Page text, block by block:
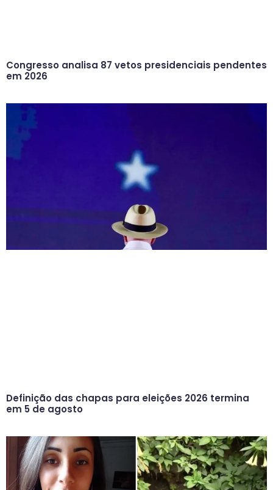
Congresso analisa 87 vetos presidenciais pendentes
em 2026
Definição das chapas para eleições 2026 termina
em 5 de agosto